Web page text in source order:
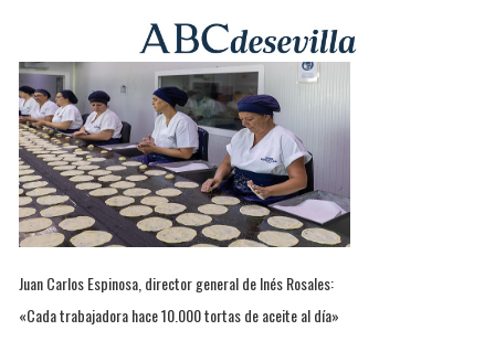
Juan Carlos Espinosa, director general de Inés Rosales:
«Cada trabajadora hace 10.000 tortas de aceite al día»